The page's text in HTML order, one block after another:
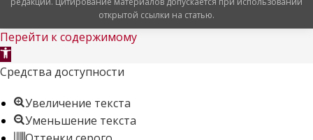
открытой ссылки на статью.
Перейти к содержимому
Открыть
панель
Средства доступности
Увеличение текста
Уменьшение текста